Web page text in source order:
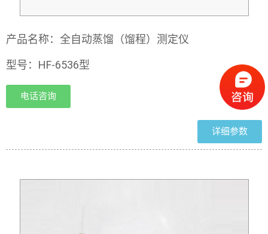
产品名称：全自动蒸馏（馏程）测定仪
型号：HF-6536型
电话咨询
详细参数